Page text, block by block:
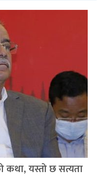
कथा, यस्तो छ सत्यता